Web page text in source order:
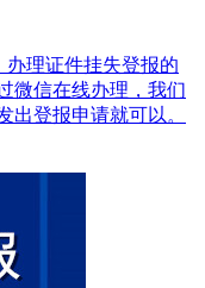
办理证件挂失登报的
微信在线办理，我们
出登报申请就可以。